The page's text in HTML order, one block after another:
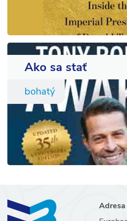
Ako sa stať
bohatý